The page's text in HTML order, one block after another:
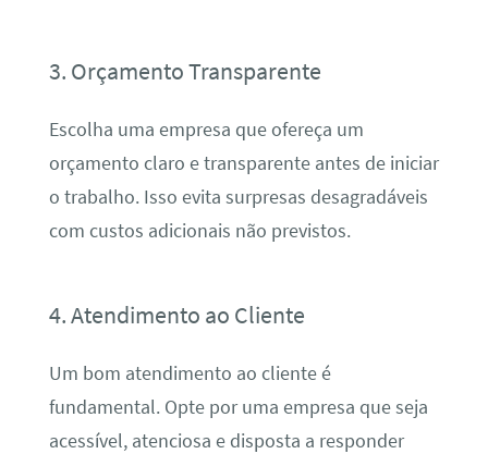
3. Orçamento Transparente
Escolha uma empresa que ofereça um
orçamento claro e transparente antes de iniciar
o trabalho. Isso evita surpresas desagradáveis
com custos adicionais não previstos.
4. Atendimento ao Cliente
Um bom atendimento ao cliente é
fundamental. Opte por uma empresa que seja
acessível, atenciosa e disposta a responder